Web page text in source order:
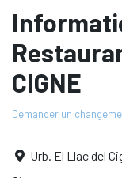
CIGNE
Demander un
Urb. El Llac del